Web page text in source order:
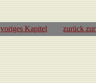
voriges Kapitel zurück